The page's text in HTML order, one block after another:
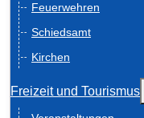
Feuerwehren
Schiedsamt
Kirchen
Freizeit und Tourismus